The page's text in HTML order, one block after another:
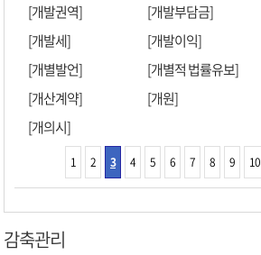
[개발권역]
[개발부담금]
[개발세]
[개발이익]
[개별발언]
[개별적 법률유보]
[개산계약]
[개원]
[개의시]
1 2 3 4 5 6 7 8 9 10
감축관리